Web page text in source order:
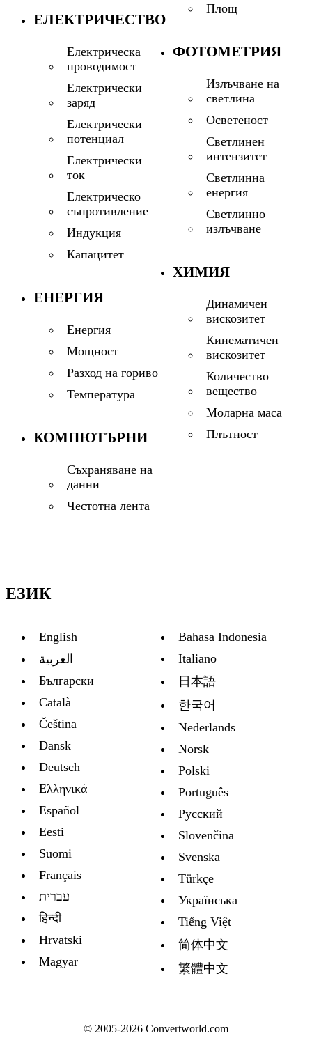
ЕЛЕКТРИЧЕСТВО
Електрическа
проводимост
Електрически
заряд
Електрически
потенциал
Електрически
ток
Електрическо
съпротивление
Индукция
Капацитет
ЕНЕРГИЯ
Енергия
Мощност
Разход на гориво
Температура
КОМПЮТЪРНИ
Съхраняване на
данни
Честотна лента
Площ
ФОТОМЕТРИЯ
Излъчване на
светлина
Осветеност
Светлинен
интензитет
Светлинна
енергия
Светлинно
излъчване
ХИМИЯ
Динамичен
вискозитет
Кинематичен
вискозитет
Количество
вещество
Моларна маса
Плътност
ЕЗИК
English
العربية
Български
Català
Čeština
Dansk
Deutsch
Ελληνικά
Español
Eesti
Suomi
Français
עברית
हिन्दी
Hrvatski
Magyar
Bahasa Indonesia
Italiano
日本語
한국어
Nederlands
Norsk
Polski
Português
Русский
Slovenčina
Svenska
Türkçe
Украïнська
Tiếng Việt
简体中文
繁體中文
© 2005-2026 Convertworld.com